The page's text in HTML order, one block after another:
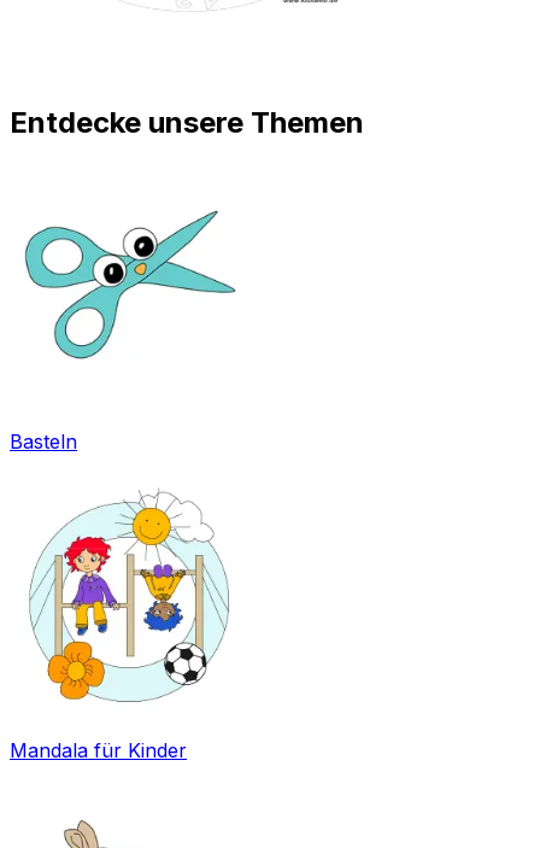
Entdecke unsere Themen
Basteln
Mandala für Kinder